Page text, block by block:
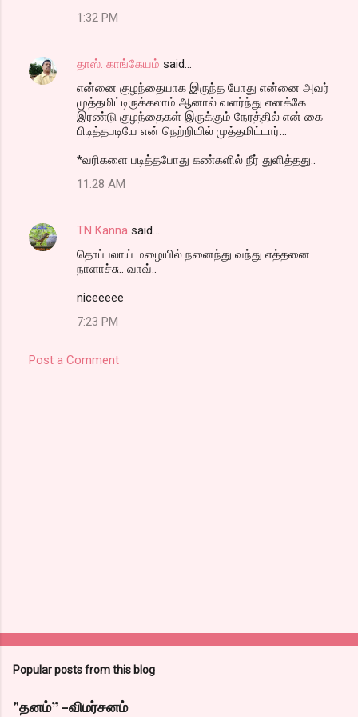
1:32 PM
தாஸ். காங்கேயம் said…
என்னை குழந்தையாக இருந்த போது என்னை அவர்
முத்தமிட்டிருக்கலாம் ஆனால் வளர்ந்து எனக்கே
இரண்டு குழந்தைகள் இருக்கும் நேரத்தில் என் கை
பிடித்தபடியே என் நெற்றியில் முத்தமிட்டார்...
*வரிகளை படித்தபோது கண்களில் நீர் துளித்தது..
11:28 AM
TN Kanna said…
தொப்பலாய் மழையில் நனைந்து வந்து எத்தனை
நாளாச்சு.. வாவ்..
niceeeee
7:23 PM
Post a Comment
Popular posts from this blog
"தனம்” -விமர்சனம்